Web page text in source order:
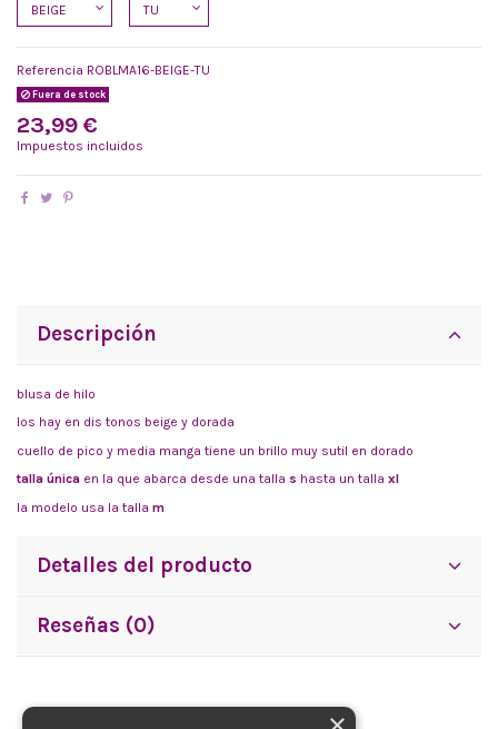
Referencia ROBLMA16-BEIGE-TU
Fuera de stock
23,99 €
Impuestos incluidos
Descripción
blusa de hilo
los hay en dis tonos beige y dorada
cuello de pico y media manga tiene un brillo muy sutil en dorado
talla única en la que abarca desde una talla s hasta un talla xl
la modelo usa la talla m
Detalles del producto
Reseñas (0)